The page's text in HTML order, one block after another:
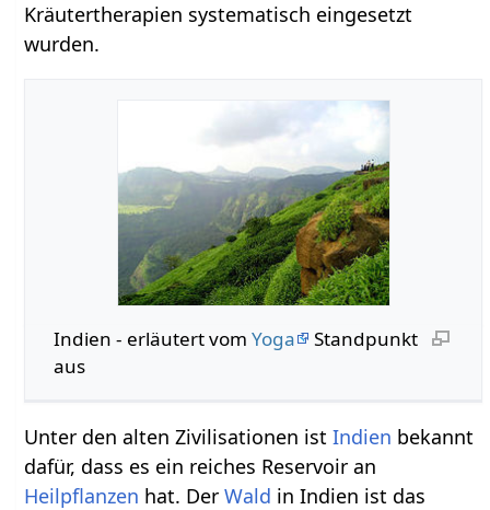
Kräutertherapien systematisch eingesetzt
wurden.
Indien - erläutert vom Yoga
Standpunkt
aus
Unter den alten Zivilisationen istIndien bekannt
dafür, dass es ein reiches Reservoir an
Heilpflanzen hat. DerWald in Indien ist das